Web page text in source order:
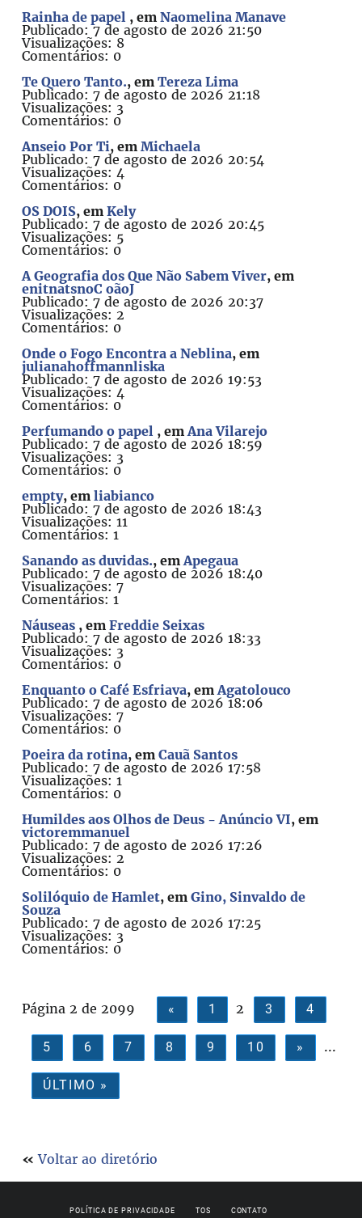
Rainha de papel , emNaomelina Manave
Publicado: 7 de agosto de 2026 21:50
Visualizações: 8
Comentários: 0
Te Quero Tanto., emTereza Lima
Publicado: 7 de agosto de 2026 21:18
Visualizações: 3
Comentários: 0
Anseio Por Ti, emMichaela
Publicado: 7 de agosto de 2026 20:54
Visualizações: 4
Comentários: 0
OS DOIS, emKely
Publicado: 7 de agosto de 2026 20:45
Visualizações: 5
Comentários: 0
A Geografia dos Que Não Sabem Viver, em
enitnatsnoC oãoJ
Publicado: 7 de agosto de 2026 20:37
Visualizações: 2
Comentários: 0
Onde o Fogo Encontra a Neblina, em
julianahoffmannliska
Publicado: 7 de agosto de 2026 19:53
Visualizações: 4
Comentários: 0
Perfumando o papel , emAna Vilarejo
Publicado: 7 de agosto de 2026 18:59
Visualizações: 3
Comentários: 0
empty, emliabianco
Publicado: 7 de agosto de 2026 18:43
Visualizações: 11
Comentários: 1
Sanando as duvidas., emApegaua
Publicado: 7 de agosto de 2026 18:40
Visualizações: 7
Comentários: 1
Náuseas , emFreddie Seixas
Publicado: 7 de agosto de 2026 18:33
Visualizações: 3
Comentários: 0
Enquanto o Café Esfriava, emAgatolouco
Publicado: 7 de agosto de 2026 18:06
Visualizações: 7
Comentários: 0
Poeira da rotina, emCauã Santos
Publicado: 7 de agosto de 2026 17:58
Visualizações: 1
Comentários: 0
Humildes aos Olhos de Deus - Anúncio VI, em
victoremmanuel
Publicado: 7 de agosto de 2026 17:26
Visualizações: 2
Comentários: 0
Solilóquio de Hamlet, emGino, Sinvaldo de
Souza
Publicado: 7 de agosto de 2026 17:25
Visualizações: 3
Comentários: 0
Página 2 de 2099 « 1 2 3 4
5 6 7 8 9 10 » ...
ÚLTIMO »
« Voltar ao diretório
POLÍTICA DE PRIVACIDADE TOS CONTATO